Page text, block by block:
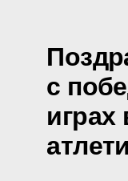
с
играх